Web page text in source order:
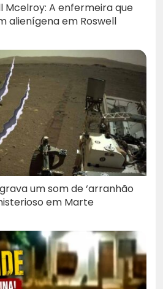
Mcelroy: A enfermeira que
alienígena em Roswell
um som de ‘arranhão
em Marte